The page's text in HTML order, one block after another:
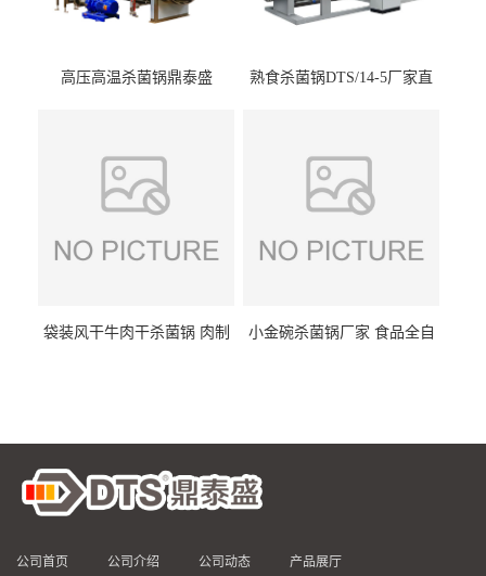
高压高温杀菌锅鼎泰盛
熟食杀菌锅DTS/14-5厂家直
袋装风干牛肉干杀菌锅 肉制
小金碗杀菌锅厂家 食品全自
公司首页 公司介绍 公司动态 产品展厅